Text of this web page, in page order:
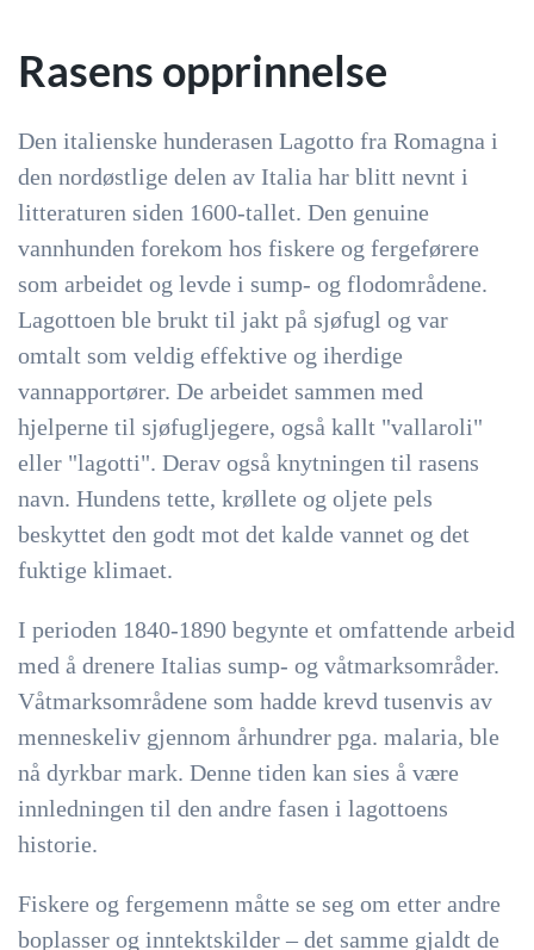
Rasens opprinnelse
Den italienske hunderasen Lagotto fra Romagna i
den nordøstlige delen av Italia har blitt nevnt i
litteraturen siden 1600-tallet. Den genuine
vannhunden forekom hos fiskere og fergeførere
som arbeidet og levde i sump- og flodområdene.
Lagottoen ble brukt til jakt på sjøfugl og var
omtalt som veldig effektive og iherdige
vannapportører. De arbeidet sammen med
hjelperne til sjøfugljegere, også kallt "vallaroli"
eller "lagotti". Derav også knytningen til rasens
navn. Hundens tette, krøllete og oljete pels
beskyttet den godt mot det kalde vannet og det
fuktige klimaet.
I perioden 1840-1890 begynte et omfattende arbeid
med å drenere Italias sump- og våtmarksområder.
Våtmarksområdene som hadde krevd tusenvis av
menneskeliv gjennom århundrer pga. malaria, ble
nå dyrkbar mark. Denne tiden kan sies å være
innledningen til den andre fasen i lagottoens
historie.
Fiskere og fergemenn måtte se seg om etter andre
boplasser og inntektskilder – det samme gjaldt de